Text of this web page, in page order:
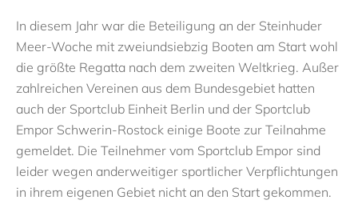
In diesem Jahr war die Beteiligung an der Steinhuder
Meer-Woche mit zweiundsiebzig Booten am Start wohl
die größte Regatta nach dem zweiten Weltkrieg. Außer
zahlreichen Vereinen aus dem Bundesgebiet hatten
auch der Sportclub Einheit Berlin und der Sportclub
Empor Schwerin-Rostock einige Boote zur Teilnahme
gemeldet. Die Teilnehmer vom Sportclub Empor sind
leider wegen anderweitiger sportlicher Verpflichtungen
in ihrem eigenen Gebiet nicht an den Start gekommen.